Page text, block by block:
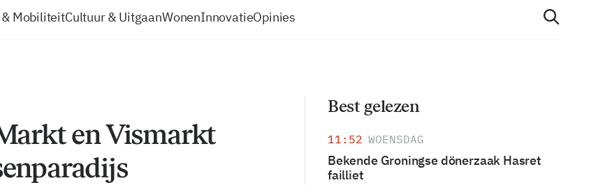
MobiliteitCultuur & UitgaanWonenInnovatieOpinies
en Vismarkt
Best gelezen
11:52 WOENSDAG
Bekende Groningse dönerzaak Hasret
failliet